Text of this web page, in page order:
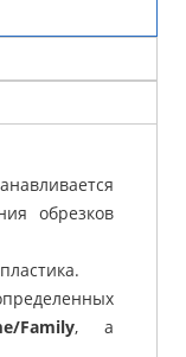
обрезков
Family, а